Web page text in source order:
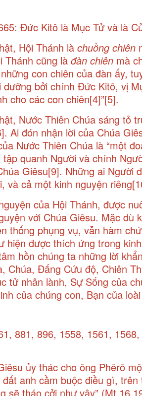
Đức Kitô là Mục Tử và là
Hội Thánh là chuồng chiên
Thánh cũng là đàn chiên mà
con chiên của đàn ấy,
dưỡng bởi chính Đức Kitô, vị
cho các con chiên[4]”[5].
Nước Thiên Chúa sáng tỏ
. Ai đón nhận lời của Chúa
Nước Thiên Chúa là “một
tập quanh Người và chính
Giêsu[9]. Những ai Người
và cả một kinh nguyện riêng
của Hội Thánh, được
với Chúa Giêsu. Mặc dù
thống phụng vụ, vẫn hàm
hiện được thích ứng trong
hồn chúng ta những lời
Chúa, Đấng Cứu độ, Chiên
tử nhân lành, Sự Sống của
của chúng con, Bạn của
881, 896, 1558, 1561,
ủy thác cho ông Phêrô
anh cầm buộc điều gì,
sẽ tháo cởi như vậy” (Mt